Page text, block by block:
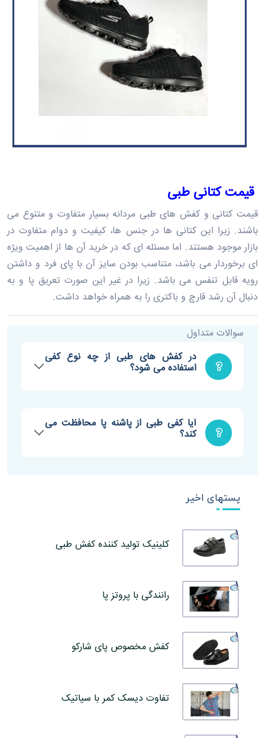
قیمت کتانی طبی
قیمت کتانی و کفش های طبی مردانه بسیار متفاوت و متنوع می
باشند. زیرا این کتانی ها در جنس ها، کیفیت و دوام متفاوت در
بازار موجود هستند. اما مسئله ‌ای که در خرید آن ها از اهمیت ویژه
ای برخوردار می باشد، متناسب بودن سایز آن با پای فرد و داشتن
رویه قابل تنفس می باشد. زیرا در غیر این صورت تعریق پا و به
دنبال آن رشد قارچ و باکتری را به همراه خواهد داشت.
سوالات متداول
در کفش های طبی از چه نوع کفی
استفاده می شود؟
آیا کفی طبی از پاشنه پا محافظت می
کند؟
پستهای اخیر
کلینیک تولید کننده کفش طبی
رانندگی با پروتز پا
کفش مخصوص پای شارکو
تفاوت دیسک کمر با سیاتیک